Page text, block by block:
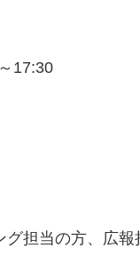
17:30
担当の方、広